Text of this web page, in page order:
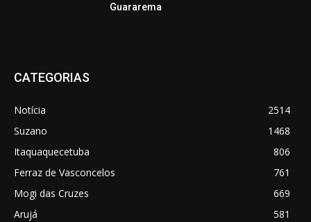
Guararema
CATEGORIAS
Notícia
2514
Suzano
1468
Itaquaquecetuba
806
Ferraz de Vasconcelos
761
Mogi das Cruzes
669
Arujá
581